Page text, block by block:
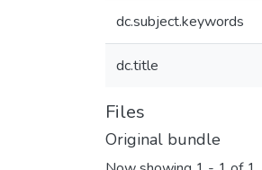
dc.subject.keywords
dc.title
Files
Original bundle